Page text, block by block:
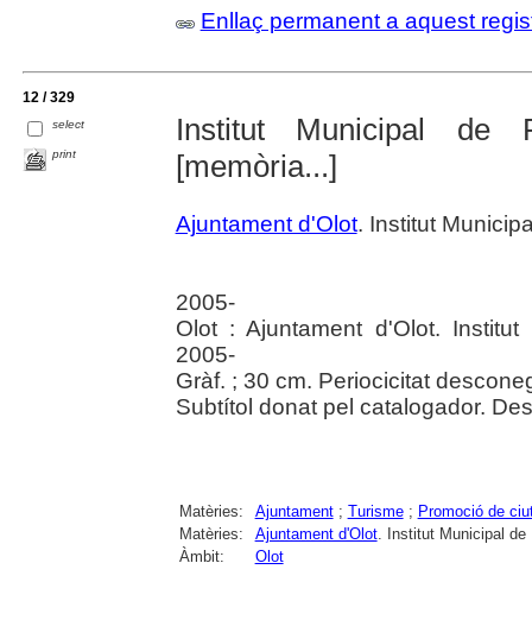
Enllaç permanent a aquest
12 / 329
select
print
Institut Municipal
[memòria...]
Ajuntament d'Olot. Institut
2005-
Olot : Ajuntament d'Olot.
2005-
Gràf. ; 30 cm. Periocicitat
Subtítol donat pel catalogador.
Matèries: Ajuntament; Turisme; Promoció de
Matèries:
Ajuntament d'Olot. Institut Municipal de
Àmbit:
Olot